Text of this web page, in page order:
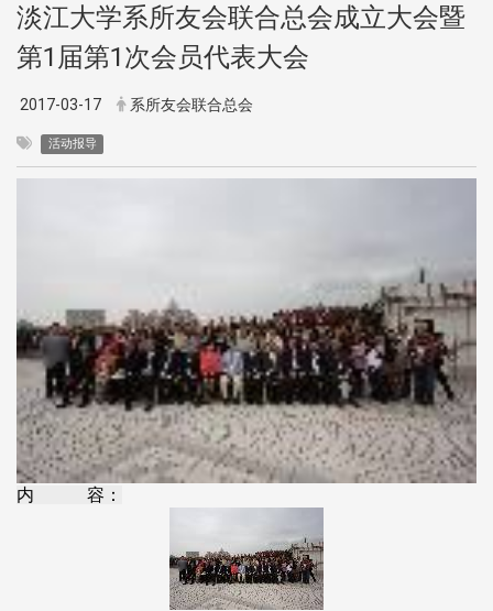
淡江大学系所友会联合总会成立大会暨
第1届第1次会员代表大会
2017-03-17 系所友会联合总会
活动报导
内 容：